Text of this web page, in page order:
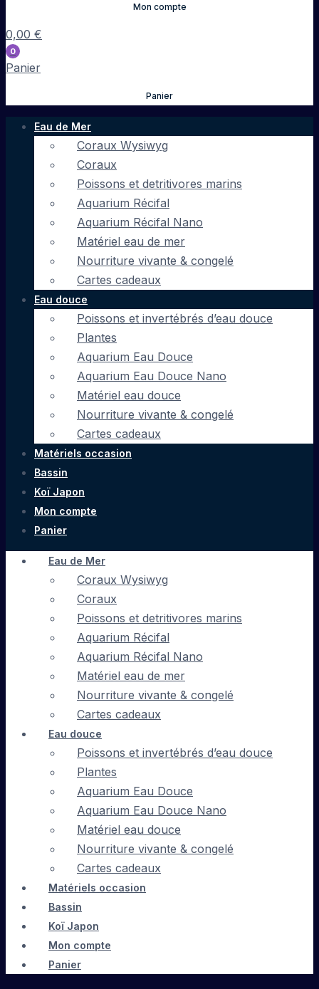
Mon compte
0,00 €
0
Panier
Panier
Eau de Mer
Coraux Wysiwyg
Coraux
Poissons et detritivores marins
Aquarium Récifal
Aquarium Récifal Nano
Matériel eau de mer
Nourriture vivante & congelé
Cartes cadeaux
Eau douce
Poissons et invertébrés d’eau douce
Plantes
Aquarium Eau Douce
Aquarium Eau Douce Nano
Matériel eau douce
Nourriture vivante & congelé
Cartes cadeaux
Matériels occasion
Bassin
Koï Japon
Mon compte
Panier
Eau de Mer
Coraux Wysiwyg
Coraux
Poissons et detritivores marins
Aquarium Récifal
Aquarium Récifal Nano
Matériel eau de mer
Nourriture vivante & congelé
Cartes cadeaux
Eau douce
Poissons et invertébrés d’eau douce
Plantes
Aquarium Eau Douce
Aquarium Eau Douce Nano
Matériel eau douce
Nourriture vivante & congelé
Cartes cadeaux
Matériels occasion
Bassin
Koï Japon
Mon compte
Panier